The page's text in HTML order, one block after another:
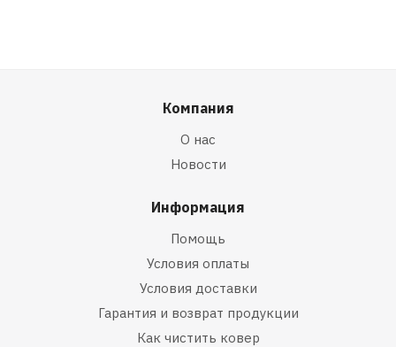
Компания
О нас
Новости
Информация
Помощь
Условия оплаты
Условия доставки
Гарантия и возврат продукции
Как чистить ковер